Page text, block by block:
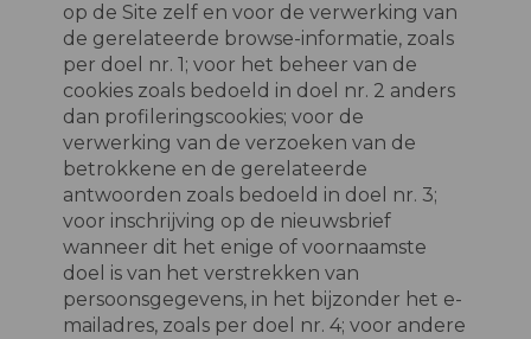
op de Site zelf en voor de verwerking van
de gerelateerde browse-informatie, zoals
per doel nr. 1; voor het beheer van de
cookies zoals bedoeld in doel nr. 2 anders
dan profileringscookies; voor de
verwerking van de verzoeken van de
betrokkene en de gerelateerde
antwoorden zoals bedoeld in doel nr. 3;
voor inschrijving op de nieuwsbrief
wanneer dit het enige of voornaamste
doel is van het verstrekken van
persoonsgegevens, in het bijzonder het e-
mailadres, zoals per doel nr. 4; voor andere